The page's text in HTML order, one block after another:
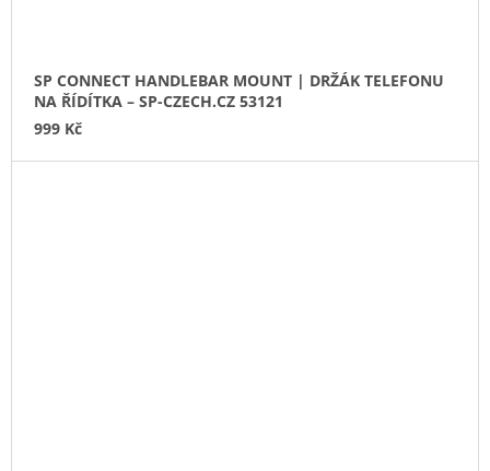
SP CONNECT HANDLEBAR MOUNT | DRŽÁK TELEFONU
NA ŘÍDÍTKA – SP-CZECH.CZ 53121
999 Kč